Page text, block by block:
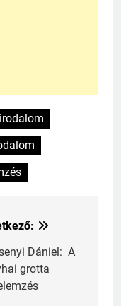
irodalom
Dániel: A
grotta